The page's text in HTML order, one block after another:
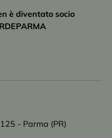
è diventato socio
- Parma (PR)